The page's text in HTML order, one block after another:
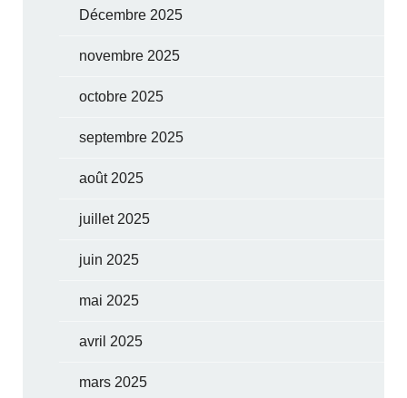
Décembre 2025
novembre 2025
octobre 2025
septembre 2025
août 2025
juillet 2025
juin 2025
mai 2025
avril 2025
mars 2025